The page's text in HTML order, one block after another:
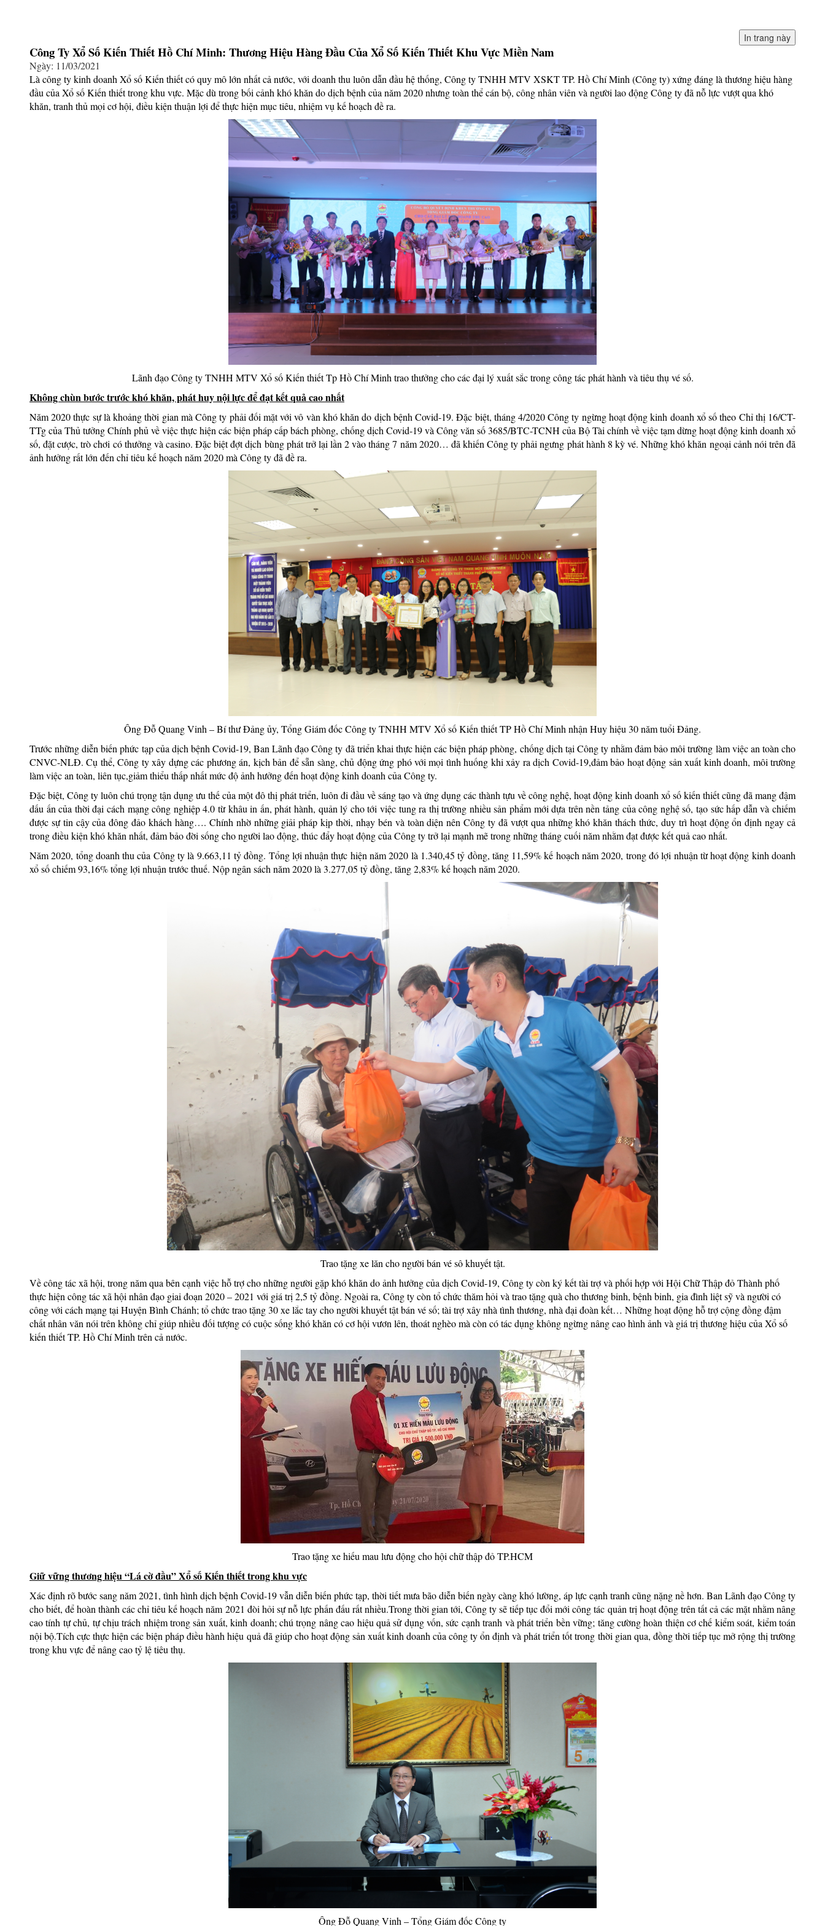
Công Ty Xổ Số Kiến Thiết Hồ Chí Minh: Thương Hiệu Hàng Đầu Của Xổ Số Kiến Thiết Khu Vực Miền Nam
Ngày: 11/03/2021
Là công ty kinh doanh Xổ số Kiến thiết có quy mô lớn nhất cả nước, với doanh thu luôn dẫn đầu hệ thống, Công ty TNHH MTV XSKT TP. Hồ Chí Minh (Công ty) xứng đáng là thương hiệu hàng
đầu của Xổ số Kiến thiết trong khu vực. Mặc dù trong bối cảnh khó khăn do dịch bệnh của năm 2020 nhưng toàn thể cán bộ, công nhân viên và người lao động Công ty đã nỗ lực vượt qua khó
khăn, tranh thủ mọi cơ hội, điều kiện thuận lợi để thực hiện mục tiêu, nhiệm vụ kế hoạch đề ra.
Lãnh đạo Công ty TNHH MTV Xổ số Kiến thiết Tp Hồ Chí Minh trao thưởng cho các đại lý xuất sắc trong công tác phát hành và tiêu thụ vé số.
Không chùn bước trước khó khăn, phát huy nội lực để đạt kết quả cao nhất
Năm 2020 thực sự là khoảng thời gian mà Công ty phải đối mặt với vô vàn khó khăn do dịch bệnh Covid-19. Đặc biệt, tháng 4/2020 Công ty ngừng hoạt động kinh doanh xổ số theo Chỉ thị 16/CT-
TTg của Thủ tưởng Chính phủ về việc thực hiện các biện pháp cấp bách phòng, chống dịch Covid-19 và Công văn số 3685/BTC-TCNH của Bộ Tài chính về việc tạm dừng hoạt động kinh doanh xổ
số, đặt cược, trò chơi có thưởng và casino. Đặc biệt đợt dịch bùng phát trở lại lần 2 vào tháng 7 năm 2020… đã khiến Công ty phải ngưng phát hành 8 kỳ vé. Những khó khăn ngoại cảnh nói trên đã
ảnh hưởng rất lớn đến chỉ tiêu kế hoạch năm 2020 mà Công ty đã đề ra.
Ông Đỗ Quang Vinh – Bí thư Đảng ủy, Tổng Giám đốc Công ty TNHH MTV Xổ số Kiến thiết TP Hồ Chí Minh nhận Huy hiệu 30 năm tuổi Đảng.
Trước những diễn biến phức tạp của dịch bệnh Covid-19, Ban Lãnh đạo Công ty đã triển khai thực hiện các biện pháp phòng, chống dịch tại Công ty nhằm đảm bảo môi trường làm việc an toàn cho
CNVC-NLĐ. Cụ thể, Công ty xây dựng các phương án, kịch bản để sẵn sàng, chủ động ứng phó với mọi tình huống khi xảy ra dịch Covid-19,đảm bảo hoạt động sản xuất kinh doanh, môi trường
làm việc an toàn, liên tục,giảm thiểu thấp nhất mức độ ảnh hưởng đến hoạt động kinh doanh của Công ty.
Đặc biệt, Công ty luôn chú trọng tận dụng ưu thế của một đô thị phát triển, luôn đi đầu về sáng tạo và ứng dụng các thành tựu về công nghệ, hoạt động kinh doanh xổ số kiến thiết cũng đã mang đậm
dấu ấn của thời đại cách mạng công nghiệp 4.0 từ khâu in ấn, phát hành, quản lý cho tới việc tung ra thị trường nhiều sản phẩm mới dựa trên nền tảng của công nghệ số, tạo sức hấp dẫn và chiếm
được sự tin cậy của đông đảo khách hàng…. Chính nhờ những giải pháp kịp thời, nhạy bén và toàn diện nên Công ty đã vượt qua những khó khăn thách thức, duy trì hoạt động ổn định ngay cả
trong điều kiện khó khăn nhất, đảm bảo đời sống cho người lao động, thúc đẩy hoạt động của Công ty trở lại mạnh mẽ trong những tháng cuối năm nhằm đạt được kết quả cao nhất.
Năm 2020, tổng doanh thu của Công ty là 9.663,11 tỷ đồng. Tổng lợi nhuận thực hiện năm 2020 là 1.340,45 tỷ đồng, tăng 11,59% kế hoạch năm 2020, trong đó lợi nhuận từ hoạt động kinh doanh
xổ số chiếm 93,16% tổng lợi nhuận trước thuế. Nộp ngân sách năm 2020 là 3.277,05 tỷ đồng, tăng 2,83% kế hoạch năm 2020.
Trao tặng xe lăn cho người bán vé sô khuyết tật.
Về công tác xã hội, trong năm qua bên cạnh việc hỗ trợ cho những người gặp khó khăn do ảnh hưởng của dịch Covid-19, Công ty còn ký kết tài trợ và phối hợp với Hội Chữ Thập đỏ Thành phố
thực hiện công tác xã hội nhân đạo giai đoạn 2020 – 2021 với giá trị 2,5 tỷ đồng. Ngoài ra, Công ty còn tổ chức thăm hỏi và trao tặng quà cho thương binh, bệnh binh, gia đình liệt sỹ và người có
công với cách mạng tại Huyện Bình Chánh; tổ chức trao tặng 30 xe lắc tay cho người khuyết tật bán vé số; tài trợ xây nhà tình thương, nhà đại đoàn kết… Những hoạt động hỗ trợ cộng đồng đậm
chất nhân văn nói trên không chỉ giúp nhiều đối tượng có cuộc sống khó khăn có cơ hội vươn lên, thoát nghèo mà còn có tác dụng không ngừng nâng cao hình ảnh và giá trị thương hiệu của Xổ số
kiến thiết TP. Hồ Chí Minh trên cả nước.
Trao tặng xe hiếu mau lưu động cho hội chữ thập đỏ TP.HCM
Giữ vững thương hiệu “Lá cờ đầu” Xổ số Kiến thiết trong khu vực
Xác định rõ bước sang năm 2021, tình hình dịch bệnh Covid-19 vẫn diễn biến phức tạp, thời tiết mưa bão diễn biến ngày càng khó lường, áp lực cạnh tranh cũng nặng nề hơn. Ban Lãnh đạo Công ty
cho biết, để hoàn thành các chỉ tiêu kế hoạch năm 2021 đòi hỏi sự nỗ lực phấn đấu rất nhiều.Trong thời gian tới, Công ty sẽ tiếp tục đổi mới công tác quản trị hoạt động trên tất cả các mặt nhằm nâng
cao tính tự chủ, tự chịu trách nhiệm trong sản xuất, kinh doanh; chú trọng nâng cao hiệu quả sử dụng vốn, sức cạnh tranh và phát triển bền vững; tăng cường hoàn thiện cơ chế kiểm soát, kiểm toán
nội bộ.Tích cực thực hiện các biện pháp điều hành hiệu quả đã giúp cho hoạt động sản xuất kinh doanh của công ty ổn định và phát triển tốt trong thời gian qua, đồng thời tiếp tục mở rộng thị trường
trong khu vực để nâng cao tỷ lệ tiêu thụ.
Ông Đỗ Quang Vinh – Tổng Giám đốc Công ty